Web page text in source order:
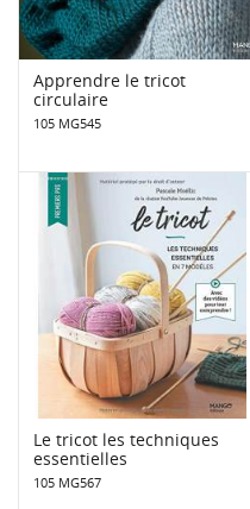
Apprendre le tricot
circulaire
105 MG545
Le tricot les techniques
essentielles
105 MG567